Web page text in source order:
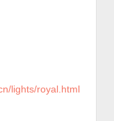
lights/royal.html